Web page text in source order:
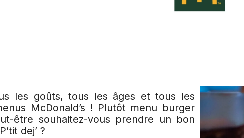
les goûts, tous les âges et tous les
McDonald’s ! Plutôt menu burger
être souhaitez-vous prendre un bon
dej’ ?